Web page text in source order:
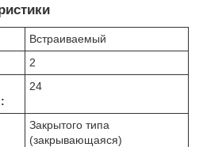
Встраиваемый
2
24
Закрытого типа
(закрывающаяся)